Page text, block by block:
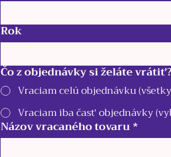
Rok
Čo z objednávky si želáte vrátiť?
Vraciam celú objednávku
Vraciam iba časť objednávky
Názov vracaného tovaru *